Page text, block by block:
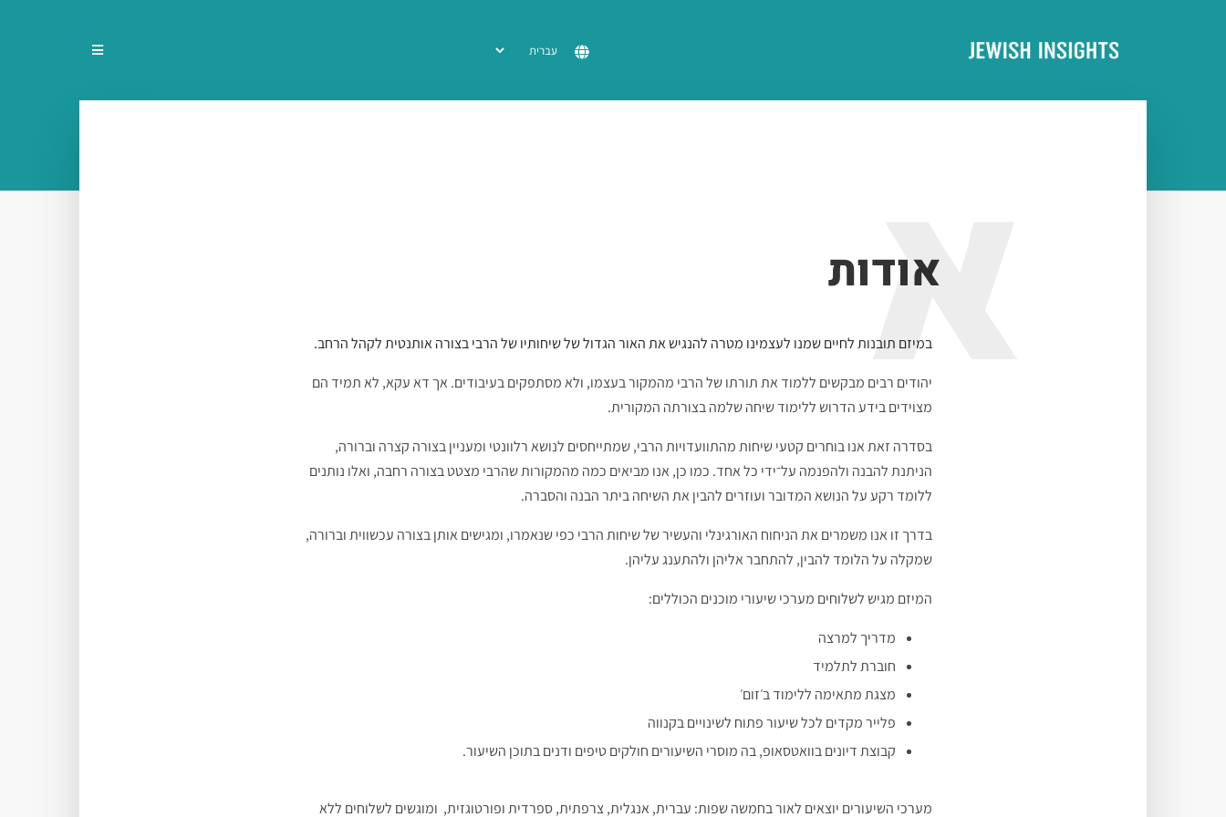
אודות
א
במיזם תובנות לחיים שמנו לעצמינו מטרה להנגיש את האור הגדול של שיחותיו של הרבי בצורה אותנטית לקהל הרחב.
יהודים רבים מבקשים ללמוד את תורתו של הרבי מהמקור בעצמו, ולא מסתפקים בעיבודים. אך דא עקא, לא תמיד הם
מצוידים בידע הדרוש ללימוד שיחה שלמה בצורתה המקורית.
בסדרה זאת אנו בוחרים קטעי שיחות מהתוועדויות הרבי, שמתייחסים לנושא רלוונטי ומעניין בצורה קצרה וברורה,
הניתנת להבנה ולהפנמה על־ידי כל אחד. כמו כן, אנו מביאים כמה מהמקורות שהרבי מצטט בצורה רחבה, ואלו נותנים
ללומד רקע על הנושא המדובר ועוזרים להבין את השיחה ביתר הבנה והסברה.
בדרך זו אנו משמרים את הניחוח האורגינלי והעשיר של שיחות הרבי כפי שנאמרו, ומגישים אותן בצורה עכשווית וברורה,
שמקלה על הלומד להבין, להתחבר אליהן ולהתענג עליהן.
המיזם מגיש לשלוחים מערכי שיעורי מוכנים הכוללים:
מדריך למרצה
חוברת לתלמיד
מצגת מתאימה ללימוד ב׳זום׳
פלייר מקדים לכל שיעור פתוח לשינויים בקנווה
קבוצת דיונים בוואטסאופ, בה מוסרי השיעורים חולקים טיפים ודנים בתוכן השיעור.
מערכי השיעורים יוצאים לאור בחמשה שפות: עברית, אנגלית, צרפתית, ספרדית ופורטוגזית, ומוגשים לשלוחים ללא